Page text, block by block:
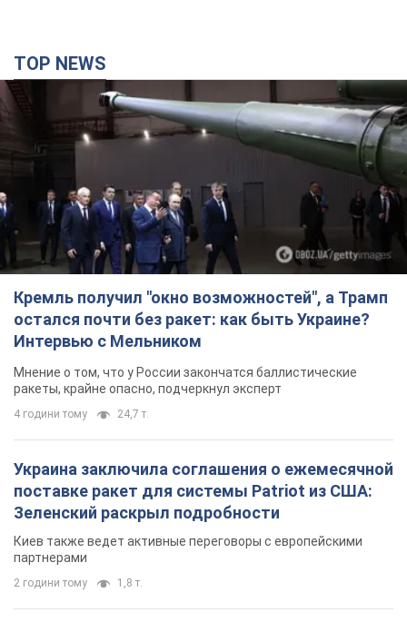
TOP NEWS
Кремль получил "окно возможностей", а Трамп
остался почти без ракет: как быть Украине?
Интервью с Мельником
Мнение о том, что у России закончатся баллистические
ракеты, крайне опасно, подчеркнул эксперт
4 години тому 24,7 т.
Украина заключила соглашения о ежемесячной
поставке ракет для системы Patriot из США:
Зеленский раскрыл подробности
Киев также ведет активные переговоры с европейскими
партнерами
2 години тому 1,8 т.